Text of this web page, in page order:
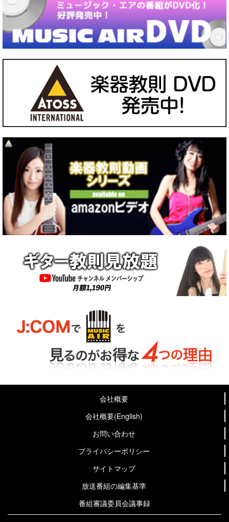
会社概要
会社概要(English)
お問い合わせ
プライバシーポリシー
サイトマップ
放送番組の編集基準
番組審議委員会議事録